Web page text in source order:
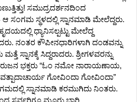
ಸಮುದ್ರದರ್ಶನದಿಂದ
ಸಂಗಮ ಸ್ಥಳದಲ್ಲಿ ಸ್ನಾನಮಾಡಿ ಮೇಲೆದ್ದರು.
ಧ್ಯಾನಿಸಲ್ಪಟ್ಟು ಮೇಲೆದ್ದ
ನಂತರ ಕೌಪೀನಧಾರಿಗಳಾಗಿ ದಂಡವನ್ನು
ಸ್ನಾನಕ್ಕೆ ಸಿದ್ದರಾದರು. ಶ್ರೀಗಳವರನ್ನು
ಭಕ್ತರು “ಓಂ ನಮೋ ನಾರಾಯಣಾಯ,
ಗೋವಿಂದಾ ಗೋವಿಂದಾ”
ಸ್ನಾನಮಾಡಿ ಕರಮುಗಿದು ನಿಂತರು.
ಸರ್ವರಿಗೂ ಮೂರು ಬಾರಿ